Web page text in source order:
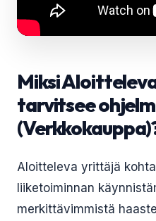
Miksi
tarvitsee
Aloitteleva yrittäjä
liiketoiminnan
merkittävimmistä